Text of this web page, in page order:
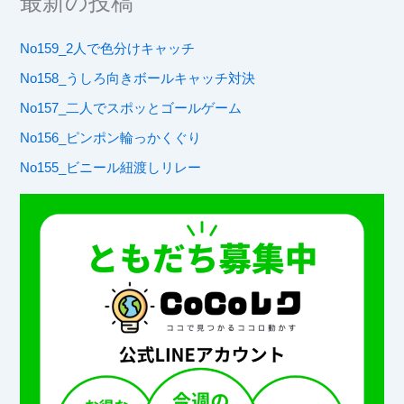
No159_2人で色分けキャッチ
No158_うしろ向きボールキャッチ対決
No157_二人でスポッとゴールゲーム
No156_ピンポン輪っかくぐり
No155_ビニール紐渡しリレー